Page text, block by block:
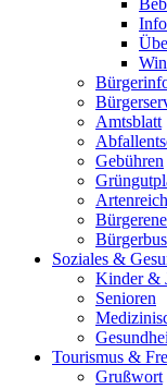
Amtsblatt
Gebühren
Bürgerbus
Soziales &
Kinder &
Senioren
Tourismus &
Grußwort